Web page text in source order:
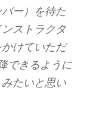
ー）を待た
ストラクタ
けていただ
できるように
たいと思い